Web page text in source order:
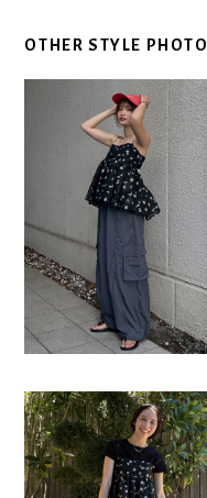
OTHER STYLE PHOTO